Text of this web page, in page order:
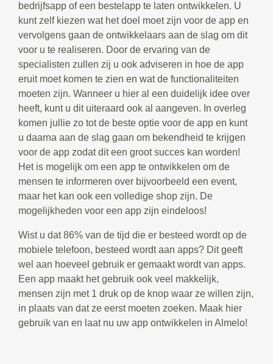
bedrijfsapp of een bestelapp te laten ontwikkelen. U
kunt zelf kiezen wat het doel moet zijn voor de app en
vervolgens gaan de ontwikkelaars aan de slag om dit
voor u te realiseren. Door de ervaring van de
specialisten zullen zij u ook adviseren in hoe de app
eruit moet komen te zien en wat de functionaliteiten
moeten zijn. Wanneer u hier al een duidelijk idee over
heeft, kunt u dit uiteraard ook al aangeven. In overleg
komen jullie zo tot de beste optie voor de app en kunt
u daarna aan de slag gaan om bekendheid te krijgen
voor de app zodat dit een groot succes kan worden!
Het is mogelijk om een app te ontwikkelen om de
mensen te informeren over bijvoorbeeld een event,
maar het kan ook een volledige shop zijn. De
mogelijkheden voor een app zijn eindeloos!
Wist u dat 86% van de tijd die er besteed wordt op de
mobiele telefoon, besteed wordt aan apps? Dit geeft
wel aan hoeveel gebruik er gemaakt wordt van apps.
Een app maakt het gebruik ook veel makkelijk,
mensen zijn met 1 druk op de knop waar ze willen zijn,
in plaats van dat ze eerst moeten zoeken. Maak hier
gebruik van en laat nu uw app ontwikkelen in Almelo!